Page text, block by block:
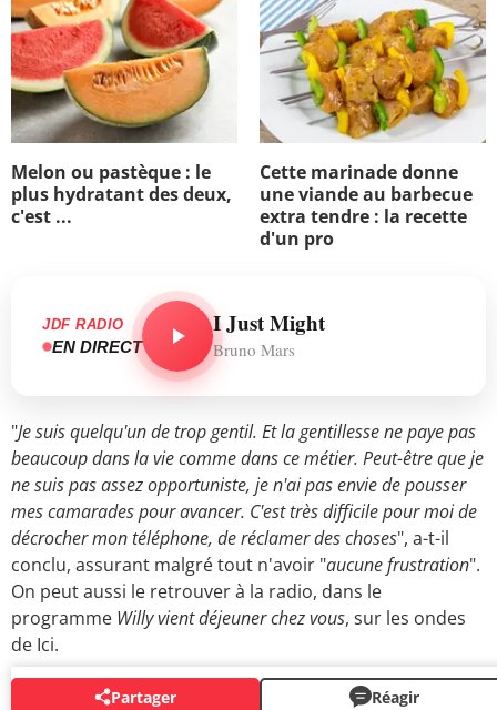
Melon ou pastèque : le
plus hydratant des deux,
c'est ...
Cette marinade donne
une viande au barbecue
extra tendre : la recette
d'un pro
JDF RADIO
EN DIRECT
I Just Might
Bruno Mars
"Je suis quelqu'un de trop gentil. Et la gentillesse ne paye pas
beaucoup dans la vie comme dans ce métier. Peut-être que je
ne suis pas assez opportuniste, je n'ai pas envie de pousser
mes camarades pour avancer. C'est très difficile pour moi de
décrocher mon téléphone, de réclamer des choses", a-t-il
conclu, assurant malgré tout n'avoir "aucune frustration".
On peut aussi le retrouver à la radio, dans le
programme Willy vient déjeuner chez vous, sur les ondes
de Ici.
Partager Réagir